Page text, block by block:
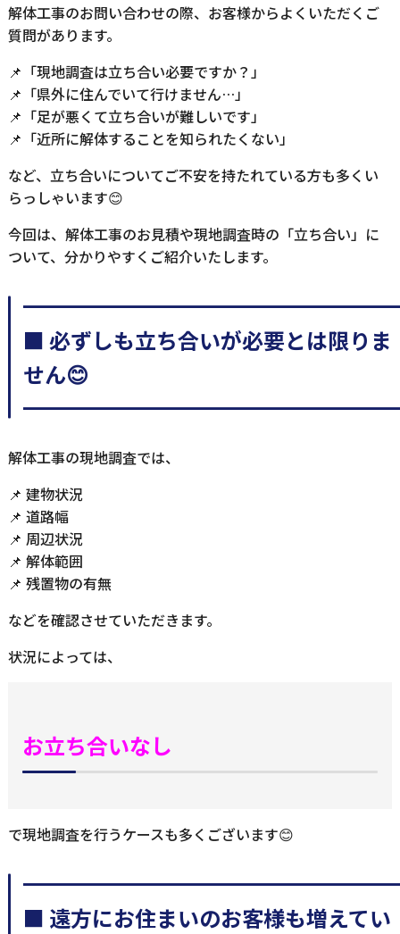
解体工事のお問い合わせの際、お客様からよくいただくご
質問があります。
📌「現地調査は立ち合い必要ですか？」
📌「県外に住んでいて行けません…」
📌「足が悪くて立ち合いが難しいです」
📌「近所に解体することを知られたくない」
など、立ち合いについてご不安を持たれている方も多くい
らっしゃいます😊
今回は、解体工事のお見積や現地調査時の「立ち合い」に
ついて、分かりやすくご紹介いたします。
■ 必ずしも立ち合いが必要とは限りま
せん😊
解体工事の現地調査では、
📌 建物状況
📌 道路幅
📌 周辺状況
📌 解体範囲
📌 残置物の有無
などを確認させていただきます。
状況によっては、
お立ち合いなし
で現地調査を行うケースも多くございます😊
■ 遠方にお住まいのお客様も増えてい